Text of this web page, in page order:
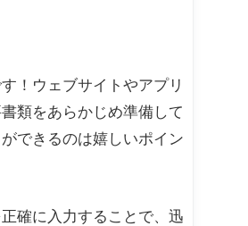
！ウェブサイトやアプリ
類をあらかじめ準備して
できるのは嬉しいポイン
確に入力することで、迅